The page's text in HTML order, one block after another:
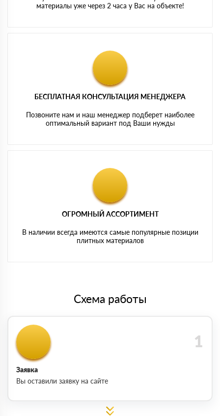
материалы уже через 2 часа у Вас на объекте!
БЕСПЛАТНАЯ КОНСУЛЬТАЦИЯ МЕНЕДЖЕРА
Позвоните нам и наш менеджер подберет наиболее
оптимальный вариант под Ваши нужды
ОГРОМНЫЙ АССОРТИМЕНТ
В наличии всегда имеются самые популярные позиции
плитных материалов
Схема работы
Заявка
Вы оставили заявку на сайте